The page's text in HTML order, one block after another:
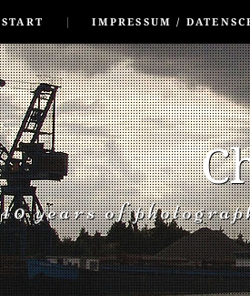
START
IMPRESSUM /
40 years of